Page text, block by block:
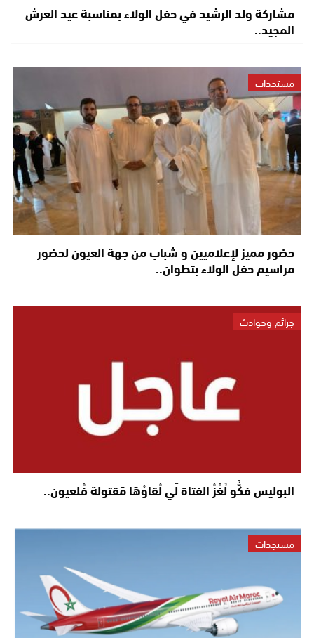
مشاركة ولد الرشيد في حفل الولاء بمناسبة عيد العرش
المجيد..
مستجدات
حضور مميز لإعلاميين و شباب من جهة العيون لحضور
مراسيم حفل الولاء بتطوان..
جرائم وحوادث
البوليس فَكُّو لُغْزْ الفتاة لِّي لْقَاوْهَا مَقتولة فْلعيون..
مستجدات